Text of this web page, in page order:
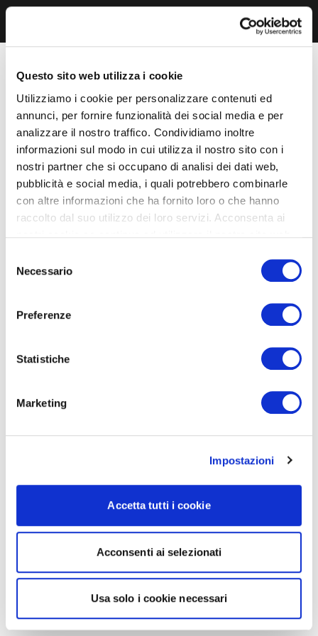
Questo sito web utilizza i cookie
Utilizziamo i cookie per personalizzare contenuti ed
annunci, per fornire funzionalità dei social media e per
analizzare il nostro traffico. Condividiamo inoltre
informazioni sul modo in cui utilizza il nostro sito con i
nostri partner che si occupano di analisi dei dati web,
pubblicità e social media, i quali potrebbero combinarle
con altre informazioni che ha fornito loro o che hanno
raccolto dal suo utilizzo dei loro servizi. Acconsenta ai
delNecessario
Preferenze
Statistiche
Marketing
Impostazioni
Accetta tutti i cookie
Acconsenti ai selezionati
Usa solo i cookie necessari